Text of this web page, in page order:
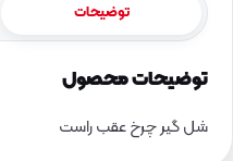
توضیحات
توضیحات محصول
شل گیر چرخ عقب راست